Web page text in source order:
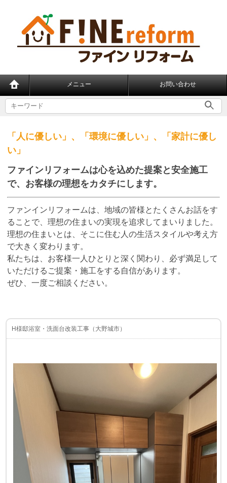
メニュー お問い合わせ
「人に優しい」、「環境に優しい」、「家計に優し
い」
ファインリフォームは心を込めた提案と安全施工
で、 お客様の理想をカタチにします。
ファンインリフォームは、地域の皆様とたくさんお話をす
ることで、理想の住まいの実現を追求してまいりました。
理想の住まいとは、そこに住む人の生活スタイルや考え方
で大きく変わります。
私たちは、お客様一人ひとりと深く関わり、必ず満足して
いただけるご提案・施工をする自信があります。
ぜひ、一度ご相談ください。
H様邸浴室・洗面台改装工事（大野城市）